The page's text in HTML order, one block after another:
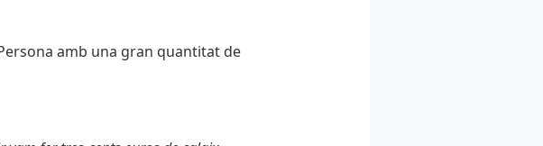
amb una gran quantitat de